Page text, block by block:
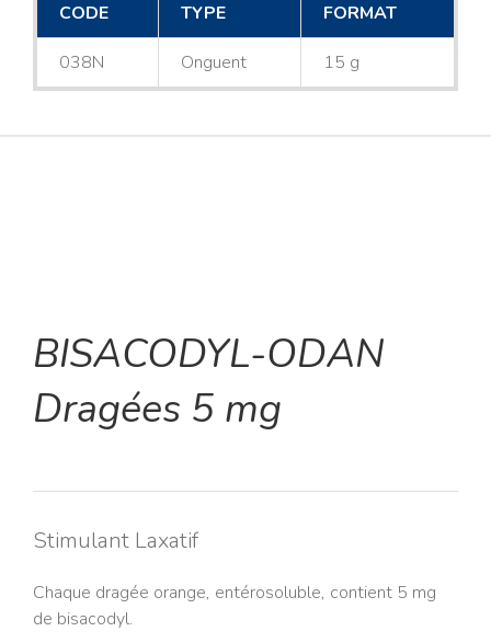
CODE TYPE FORMAT
038N Onguent 15 g
BISACODYL-ODAN
Dragées 5 mg
Stimulant Laxatif
Chaque dragée orange, entérosoluble, contient 5 mg
de bisacodyl.